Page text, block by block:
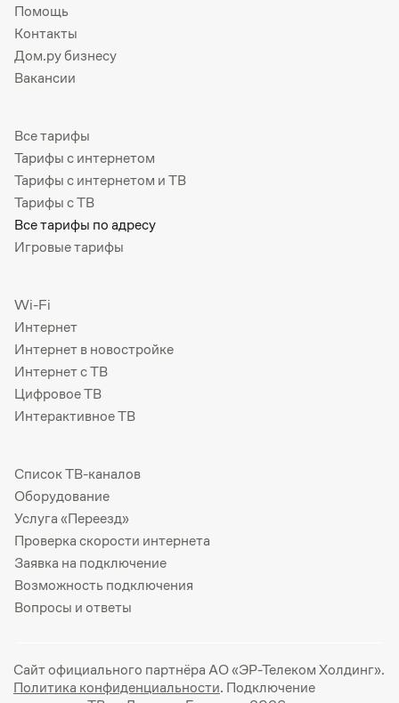
Помощь
Контакты
Дом.ру бизнесу
Вакансии
Все тарифы
Тарифы с интернетом
Тарифы с интернетом и ТВ
Тарифы с ТВ
Все тарифы по адресу
Игровые тарифы
Wi-Fi
Интернет
Интернет в новостройке
Интернет с ТВ
Цифровое ТВ
Интерактивное ТВ
Список ТВ-каналов
Оборудование
Услуга «Переезд»
Проверка скорости интернета
Заявка на подключение
Возможность подключения
Вопросы и ответы
Сайт официального партнёра АО «ЭР-Телеком Холдинг».
Политика конфиденциальности. Подключение